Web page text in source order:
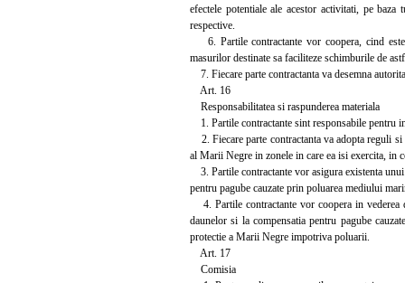
efectele potentiale ale acestor activitati, pe
respective.
6. Partile contractante vor coopera, cind este
masurilor destinate sa faciliteze schimburile de
7. Fiecare parte contractanta va desemna
Art. 16
Responsabilitatea si raspunderea materiala
1. Partile contractante sint responsabile pentru
2. Fiecare parte contractanta va adopta reguli
al Marii Negre in zonele in care ea isi exercita, in
3. Partile contractante vor asigura existenta
pentru pagube cauzate prin poluarea mediului
4. Partile contractante vor coopera in vederea
daunelor si la compensatia pentru pagube
protectie a Marii Negre impotriva poluarii.
Art. 17
Comisia